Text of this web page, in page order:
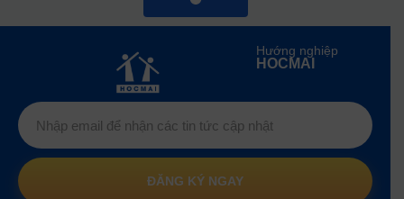
Hướng nghiệp
HOCMAI
ĐĂNG KÝ NGAY